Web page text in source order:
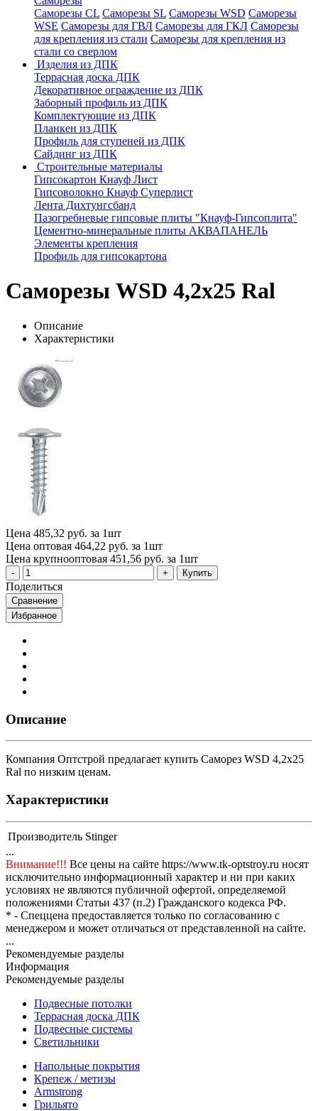
Саморезы CL Саморезы SL Саморезы WSD Саморезы
WSE Саморезы для ГВЛ Саморезы для ГКЛ Саморезы
для крепления из стали Саморезы для крепления из
стали со сверлом
Изделия из ДПК
Террасная доска ДПК
Декоративное ограждение из ДПК
Заборный профиль из ДПК
Комплектующие из ДПК
Планкен из ДПК
Профиль для ступеней из ДПК
Сайдинг из ДПК
Строительные материалы
Гипсокартон Кнауф Лист
Гипсоволокно Кнауф Суперлист
Лента Дихтунгсбанд
Пазогребневые гипсовые плиты "Кнауф-Гипсоплита"
Цементно-минеральные плиты АКВАПАНЕЛЬ
Элементы крепления
Профиль для гипсокартона
Саморезы WSD 4,2х25 Ral
Описание
Характеристики
Цена 485,32 руб. за 1шт
Цена оптовая 464,22 руб. за 1шт
Цена крупнооптовая 451,56 руб. за 1шт
Купить
Поделиться
Сравнение
Избранное
Описание
Компания Оптстрой предлагает купить Саморез WSD 4,2х25
Ral по низким ценам.
Характеристики
Производитель Stinger
...
Внимание!!! Все цены на сайте https://www.tk-optstroy.ru носят
исключительно информационный характер и ни при каких
условиях не являются публичной офертой, определяемой
положениями Статьи 437 (п.2) Гражданского кодекса РФ.
* - Спеццена предоставляется только по согласованию с
менеджером и может отличаться от представленной на сайте.
...
Рекомендуемые разделы
Информация
Рекомендуемые разделы
Подвесные потолки
Террасная доска ДПК
Подвесные системы
Светильники
Напольные покрытия
Крепеж / метизы
Armstrong
Грильято